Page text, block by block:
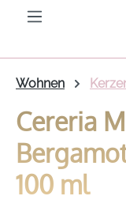
Wohnen
Cereria
100 ml